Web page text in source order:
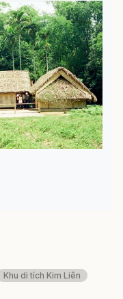
Khu di tích Kim Liên